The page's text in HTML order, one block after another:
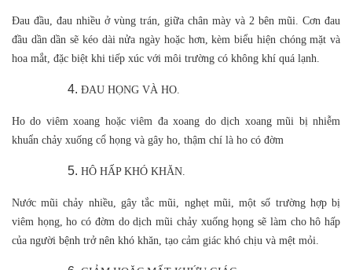
Đau đầu, đau nhiều ở vùng trán, giữa chân mày và 2 bên mũi. Cơn đau
đầu dần dần sẽ kéo dài nửa ngày hoặc hơn, kèm biểu hiện chóng mặt và
hoa mắt, đặc biệt khi tiếp xúc với môi trường có không khí quá lạnh.
ĐAU HỌNG VÀ HO.
Ho do viêm xoang hoặc viêm đa xoang do dịch xoang mũi bị nhiễm
khuẩn chảy xuống cổ họng và gây ho, thậm chí là ho có đờm
HÔ HẤP KHÓ KHĂN.
Nước mũi chảy nhiều, gây tắc mũi, nghẹt mũi, một số trường hợp bị
viêm họng, ho có đờm do dịch mũi chảy xuống họng sẽ làm cho hô hấp
của người bệnh trở nên khó khăn, tạo cảm giác khó chịu và mệt mỏi.